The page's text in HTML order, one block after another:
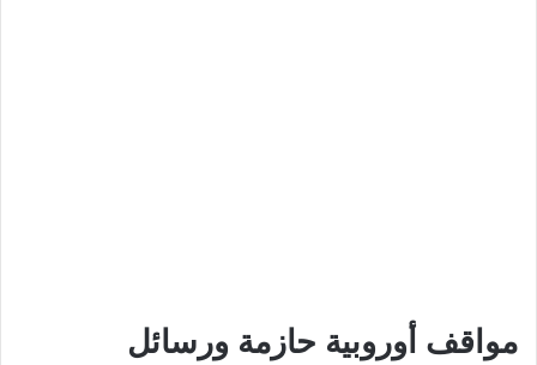
مواقف أوروبية حازمة ورسائل